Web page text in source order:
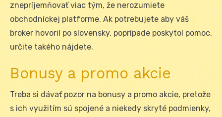
znepríjemňovať viac tým, že nerozumiete
obchodníckej platforme. Ak potrebujete aby váš
broker hovoril po slovensky, poprípade poskytol pomoc,
určite takého nájdete.
Bonusy a promo akcie
Treba si dávať pozor na bonusy a promo akcie, pretože
s ich využitím sú spojené a niekedy skryté podmienky,